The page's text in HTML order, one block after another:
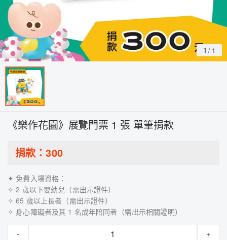
1 / 1
《樂作花園》展覽門票 1 張 單筆捐款
捐款：300
✦ 免費入場資格：
✧ 2 歲以下嬰幼兒（需出示證件）
✧ 65 歲以上長者（需出示證件）
✧ 身心障礙者及其 1 名成年陪同者（需出示相關證明）
- +